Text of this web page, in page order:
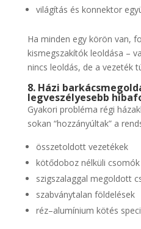
világítás és konnektor
Ha minden egy körön van,
kismegszakítók leoldása –
nincs leoldás, de a vezeték
8. Házi
legveszélyesebb
Gyakori probléma régi
sokan “hozzányúltak” a
összetoldott vezetékek
kötődoboz nélküli csomók
szigszalaggal megoldott
szabványtalan földelések
réz–alumínium kötés